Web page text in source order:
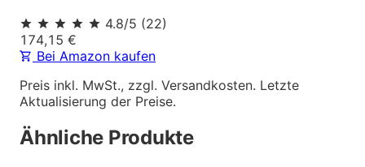
4.8/5 (22)
174,15 €
Bei Amazon kaufen
Preis inkl. MwSt., zzgl. Versandkosten. Letzte
Aktualisierung der Preise.
Ähnliche Produkte